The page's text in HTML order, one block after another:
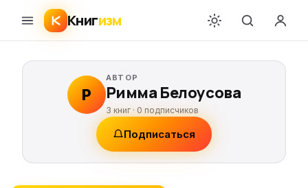
Книгизм
Р
АВТОР
Римма Белоусова
3 книг · 0 подписчиков
Подписаться